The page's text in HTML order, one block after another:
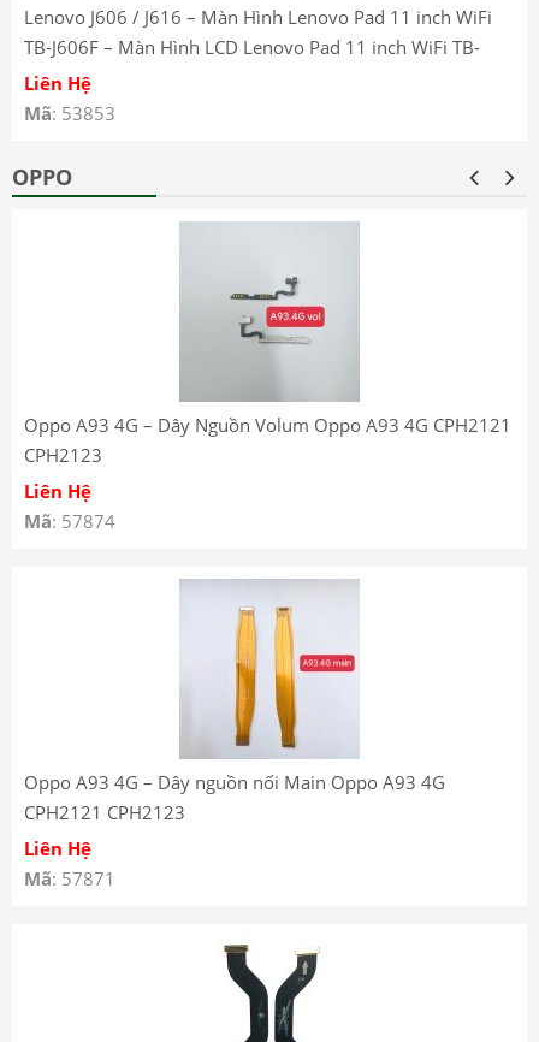
Lenovo J606 / J616 – Màn Hình Lenovo Pad 11 inch WiFi
TB-J606F – Màn Hình LCD Lenovo Pad 11 inch WiFi TB-
J606F – Lenovo Pad 11 inch WiFi TB-J606F LCD Screen
Liên Hệ
Mã: 53853
OPPO
Oppo A93 4G – Dây Nguồn Volum Oppo A93 4G CPH2121
CPH2123
Liên Hệ
Mã: 57874
Oppo A93 4G – Dây nguồn nối Main Oppo A93 4G
CPH2121 CPH2123
Liên Hệ
Mã: 57871